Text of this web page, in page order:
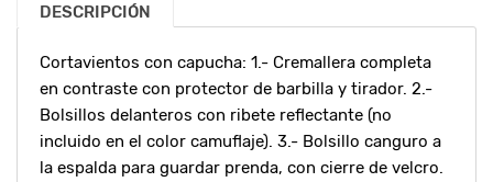
DESCRIPCIÓN
Cortavientos con capucha: 1.- Cremallera completa
en contraste con protector de barbilla y tirador. 2.-
Bolsillos delanteros con ribete reflectante (no
incluido en el color camuflaje). 3.- Bolsillo canguro a
la espalda para guardar prenda, con cierre de velcro.